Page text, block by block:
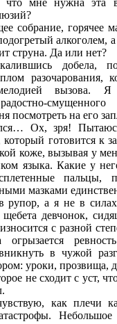
собрание, горячее
алкоголем,
струна. Да или нет?
добела,
разочарования,
мелодией вызова.
посмотреть на его
Ох, зря!
который готовится к
коже, вызывая у
языка. Какие у
пальцы,
мазками
рупор, а я не в силах
щебета девчонок,
с разной
огрызается
в чужой
уроки, прозвища,
не сходит с уст,
как плечи
Небольшое